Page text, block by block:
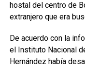
hostal del centro de
extranjero que era
De acuerdo con la
el Instituto Nacional
Hernández había